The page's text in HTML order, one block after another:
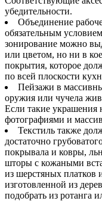
убедительности.
Объединение
обязательным
зонирование можно
или цветом, но ни в
покрытия, которое
по всей плоскости
Пейзажи в
оружия или чучела
Если такие украшения
фотографиями и
Текстиль также
достаточно
покрывала и ковры,
шторы с кожаными
из шерстяных
изготовленной из
подобрать из ротанга